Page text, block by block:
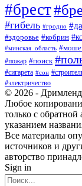
#брест
#гибель #гродно
#здоровье #кобрин
#минская_область
#пожар #поиск
#сигарета #сон
#электричество
© 2026 -
Любое
только с
указанием
Все материалы
источников и
авторство
Sign in